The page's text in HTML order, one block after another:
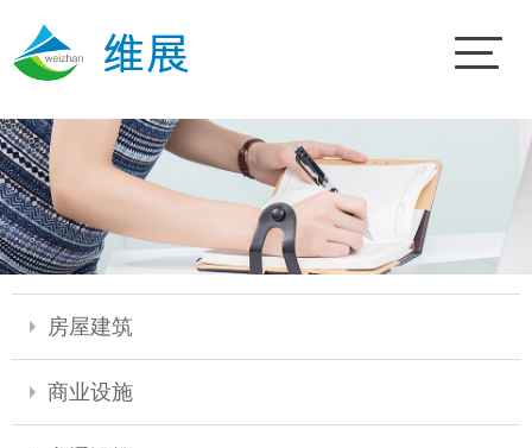
房屋建筑
商业设施